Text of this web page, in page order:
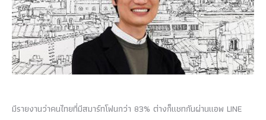
มีรายงานว่าคนไทยที่มีสมาร์ทโฟนกว่า 83% ต่างก็แชทกันผ่านแอพ LINE